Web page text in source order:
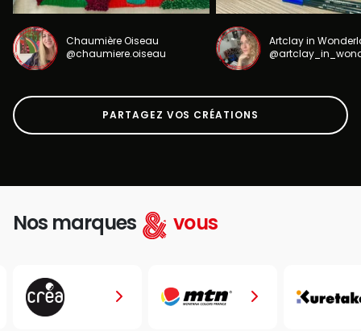
Chaumière Oiseau
@chaumiere.oiseau
Artclay in
PARTAGEZ VOS CRÉATIONS
Nos marques vous